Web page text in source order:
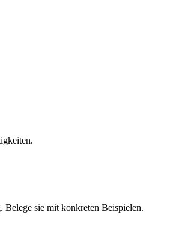
Belege sie mit konkreten Beispielen.